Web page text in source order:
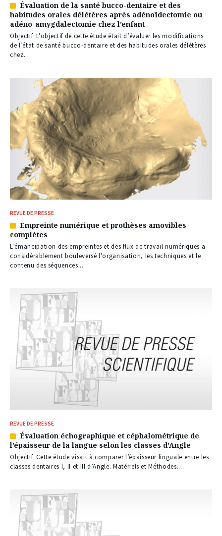
Article
réservé
à
nos
abonnés
Évaluation de la santé bucco-dentaire et des
habitudes orales délétères après adénoïdectomie ou
adéno-amygdalectomie chez l’enfant
Objectif. L’objectif de cette étude était d’évaluer les modifications
de l’état de santé bucco-dentaire et des habitudes orales délétères
chez...
REVUE DE PRESSE
Article
réservé
à
nos
abonnés
Empreinte numérique et prothèses amovibles
complètes
L’émancipation des empreintes et des flux de travail numériques a
considérablement bouleversé l’organisation, les techniques et le
contenu des séquences...
REVUE DE PRESSE
Article
réservé
à
nos
Évaluation échographique et céphalométrique de
l’épaisseur de la langue selon les classes d’Angle
Objectif. Cette étude visait à comparer l’épaisseur linguale entre les
classes dentaires I, II et III d’Angle. Matériels et Méthodes....